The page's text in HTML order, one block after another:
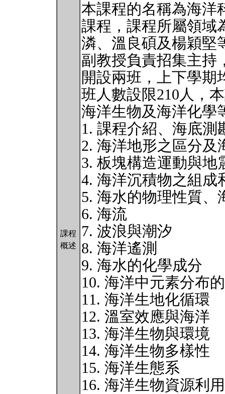
課程
概述
本課程的名稱為海洋
課程，課程所屬領域
潾、溫良碩及楊穎堅
副教授負責招集主持
開設兩班，上下學期
班人數設限210人，
海洋生物及海洋化學
1. 課程介紹、海底測
2. 海洋地形之區分及
3. 板塊構造運動與地
4. 海洋沉積物之組成
5. 海水的物理性質、
6. 海流
7. 波浪與潮汐
8. 海洋遙測
9. 海水的化學成分
10. 海洋中元素分布
11. 海洋生地化循環
12. 溫室效應與海洋
13. 海洋生物與環境
14. 海洋生物多樣性
15. 海洋生態系
16. 海洋生物資源利